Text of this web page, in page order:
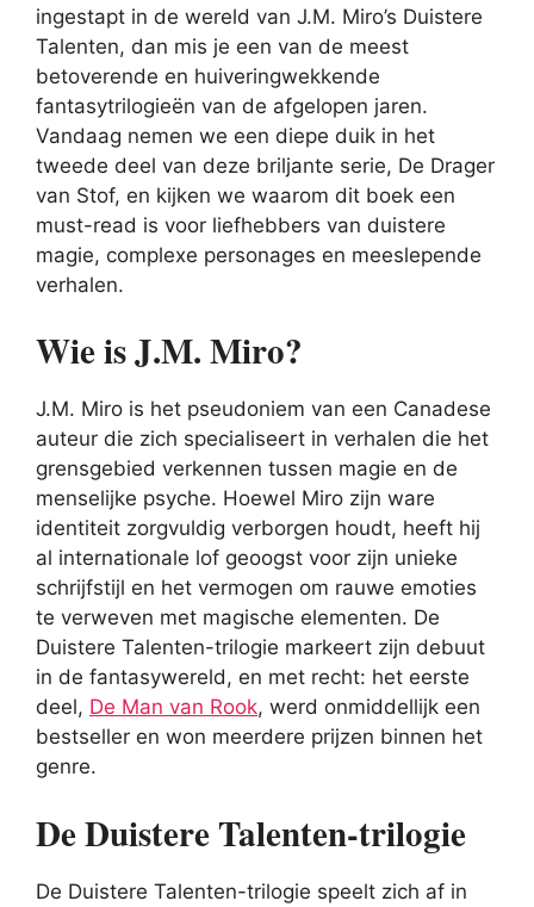
ingestapt in de wereld van J.M. Miro’s Duistere
Talenten, dan mis je een van de meest
betoverende en huiveringwekkende
fantasytrilogieën van de afgelopen jaren.
Vandaag nemen we een diepe duik in het
tweede deel van deze briljante serie, De Drager
van Stof, en kijken we waarom dit boek een
must-read is voor liefhebbers van duistere
magie, complexe personages en meeslepende
verhalen.
Wie is J.M. Miro?
J.M. Miro is het pseudoniem van een Canadese
auteur die zich specialiseert in verhalen die het
grensgebied verkennen tussen magie en de
menselijke psyche. Hoewel Miro zijn ware
identiteit zorgvuldig verborgen houdt, heeft hij
al internationale lof geoogst voor zijn unieke
schrijfstijl en het vermogen om rauwe emoties
te verweven met magische elementen. De
Duistere Talenten-trilogie markeert zijn debuut
in de fantasywereld, en met recht: het eerste
deel, De Man van Rook, werd onmiddellijk een
bestseller en won meerdere prijzen binnen het
genre.
De Duistere Talenten-trilogie
De Duistere Talenten-trilogie speelt zich af in